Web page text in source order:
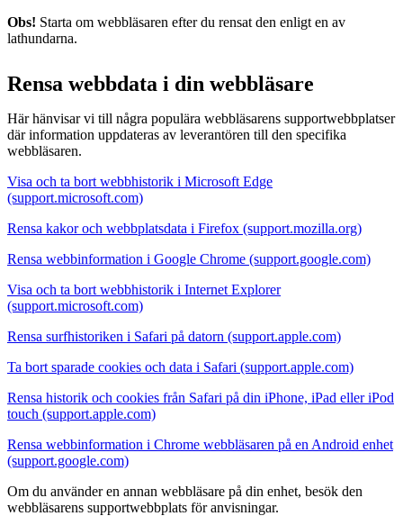
Obs! Starta om webbläsaren efter du rensat den enligt en av
lathundarna.
Rensa webbdata i din webbläsare
Här hänvisar vi till några populära webbläsarens supportwebbplatser
där information uppdateras av leverantören till den specifika
webbläsaren.
Visa och ta bort webbhistorik i Microsoft Edge
(support.microsoft.com)
Rensa kakor och webbplatsdata i Firefox (support.mozilla.org)
Rensa webbinformation i Google Chrome (support.google.com)
Visa och ta bort webbhistorik i Internet Explorer
(support.microsoft.com)
Rensa surfhistoriken i Safari på datorn (support.apple.com)
Ta bort sparade cookies och data i Safari (support.apple.com)
Rensa historik och cookies från Safari på din iPhone, iPad eller iPod
touch (support.apple.com)
Rensa webbinformation i Chrome webbläsaren på en Android enhet
(support.google.com)
Om du använder en annan webbläsare på din enhet, besök den
webbläsarens supportwebbplats för anvisningar.